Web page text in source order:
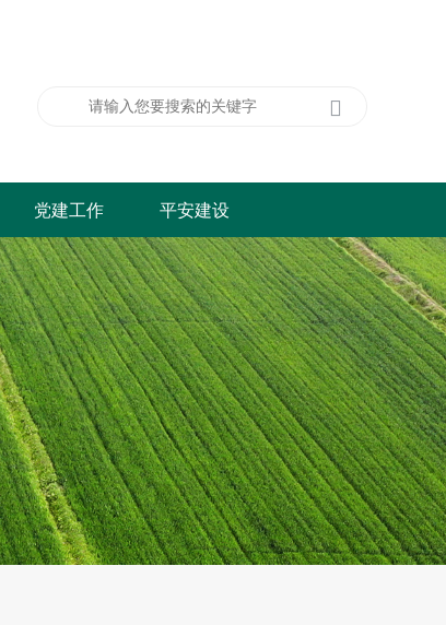
党建工作 平安建设